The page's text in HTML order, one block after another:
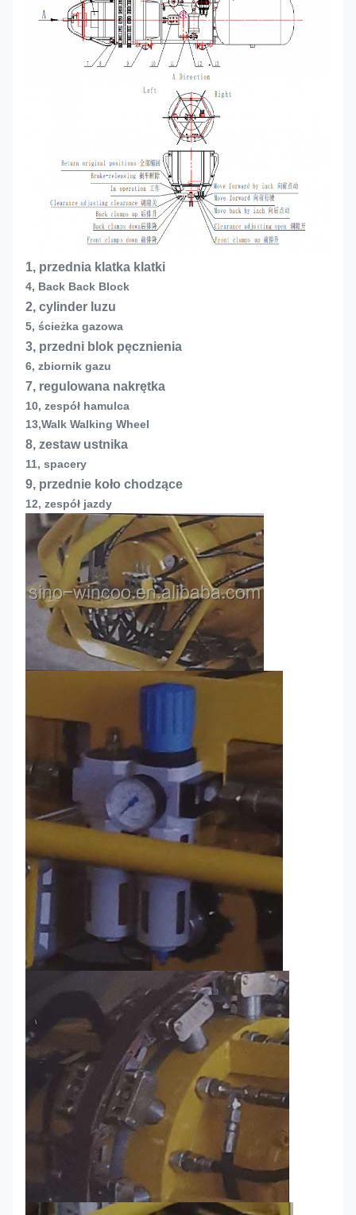
1, przednia klatka klatki
4, Back Back Block
2, cylinder luzu
5, ścieżka gazowa
3, przedni blok pęcznienia
6, zbiornik gazu
7, regulowana nakrętka
10, zespół hamulca
13,Walk Walking Wheel
8, zestaw ustnika
11, spacery
9, przednie koło chodzące
12, zespół jazdy